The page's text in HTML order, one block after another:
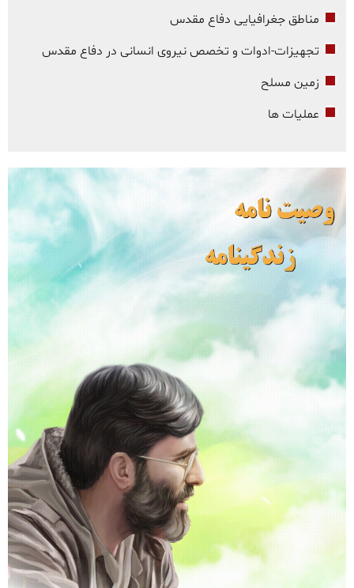
مناطق جغرافیایی دفاع مقدس
تجهیزات-ادوات و تخصص نیروی انسانی در دفاع مقدس
زمین مسلح
عملیات ها